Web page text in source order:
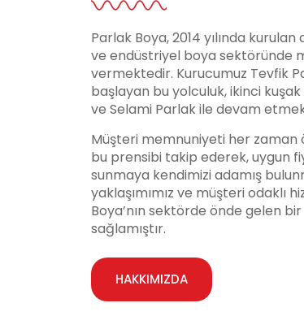
Parlak Boya, 2014 yılında
ve endüstriyel boya sektöründe
vermektedir. Kurucumuz Tevfik
başlayan bu yolculuk, ikinci
ve Selami Parlak ile devam
Müşteri memnuniyeti her zaman
bu prensibi takip ederek, uygun
sunmaya kendimizi adamış
yaklaşımımız ve müşteri odaklı
Boya’nın sektörde önde gelen
sağlamıştır.
HAKKIMIZDA